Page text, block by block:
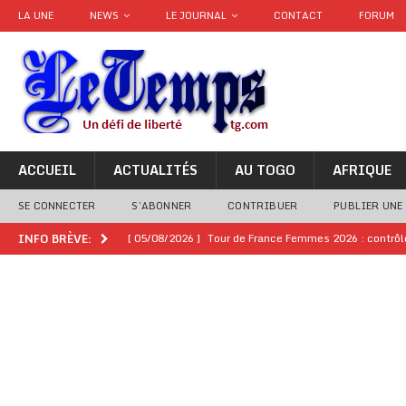
LA UNE NEWS LE JOURNAL CONTACT FORUM
ACCUEIL ACTUALITÉS AU TOGO AFRIQUE
SE CONNECTER S’ABONNER CONTRIBUER PUBLIER UNE
INFO BRÈVE: [ 05/08/2026 ] Tour de France Femmes 2026 :